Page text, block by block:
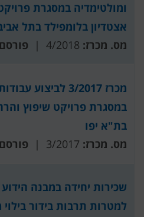
ומולטימדיה במסגרת
אצטדיון בלומפילד בתל
מס. מכרז:
מכרז 3/2017
במסגרת פרויקט שיפוץ
בת"א יפו
מס. מכרז:
למטרות תרבות בידור